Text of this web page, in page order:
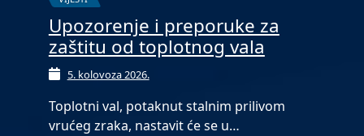
Upozorenje i preporuke za
zaštitu od toplotnog vala
5. kolovoza 2026.
Toplotni val, potaknut stalnim prilivom
vrućeg zraka, nastavit će se u…